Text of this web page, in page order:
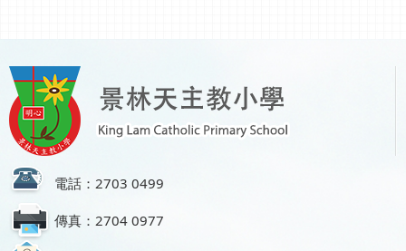
電話：2703 0499
傳真：2704 0977